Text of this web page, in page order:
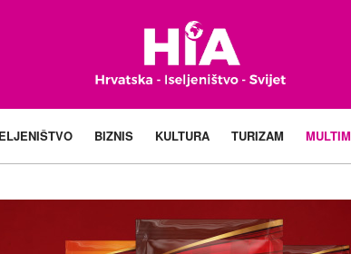
BIZNIS KULTURA TURIZAM